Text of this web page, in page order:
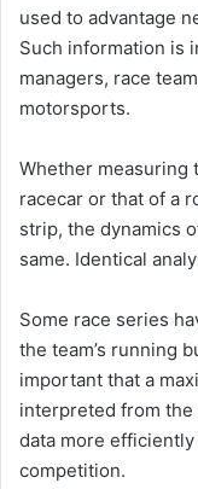
used to advantage
Such information is
managers, race
motorsports.
Whether measuring
racecar or that of a
strip, the dynamics
same. Identical
Some race series
the team’s running
important that a
interpreted from the
data more
competition.